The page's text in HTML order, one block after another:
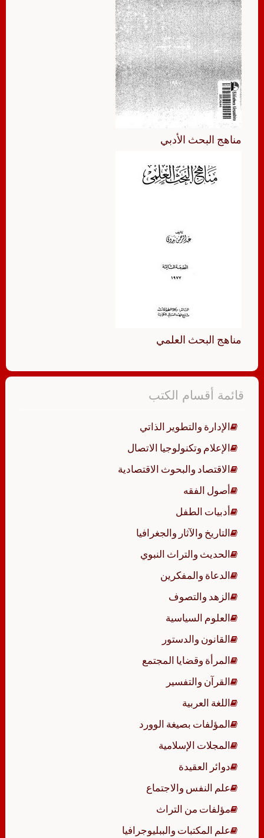
مناهج البحث الأدبي
مناهج البحث العلمي
قائمة أقسام الكتب
الإدارة والتطوير الذاتي
الإعلام وتكنولوجيا الاتصال
الاقتصاد والبحوث الاقتصادية
أصول الفقه
أدبيات الطفل
التاريخ والآثار والجغرافيا
الحديث والتراث النبوي
الدعاة والمفكرين
الزهد والتصوف
العلوم السياسية
القانون والدستور
المرأة وقضايا المجتمع
القرآن والتفسير
اللغة العربية
المؤلفات بصيغة الوورد
المجلات الإسلامية
دوائر العقيدة
علم النفس والاجتماع
مؤلفات من التراث
علم المكتبات والببليوجرافيا